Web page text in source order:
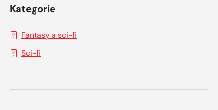
Kategorie
Fantasy a sci-fi
Sci-fi